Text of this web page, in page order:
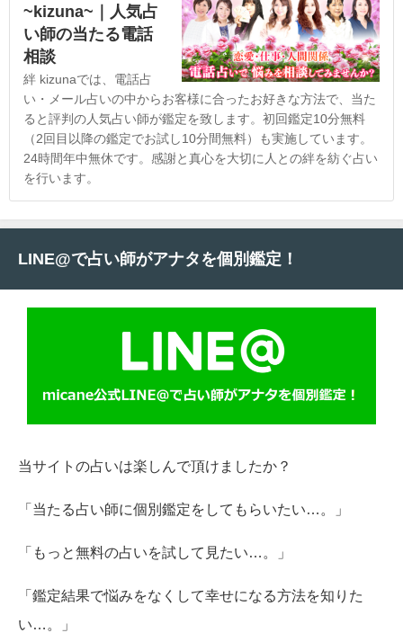
~kizuna~｜人気占
い師の当たる電話
相談
絆 kizunaでは、電話占
い・メール占いの中からお客様に合ったお好きな方法で、当た
ると評判の人気占い師が鑑定を致します。初回鑑定10分無料
（2回目以降の鑑定でお試し10分間無料）も実施しています。
24時間年中無休です。感謝と真心を大切に人との絆を紡ぐ占い
を行います。
LINE@で占い師がアナタを個別鑑定！
当サイトの占いは楽しんで頂けましたか？
「当たる占い師に個別鑑定をしてもらいたい…。」
「もっと無料の占いを試して見たい…。」
「鑑定結果で悩みをなくして幸せになる方法を知りた
い…。」